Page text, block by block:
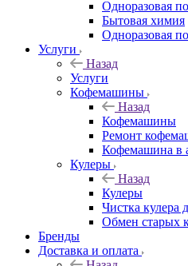
Одноразовая
Бытовая химия
Одноразовая
Услуги
Назад
Услуги
Кофемашины
Назад
Кофемашины
Ремонт
Кофемашина в
Кулеры
Назад
Кулеры
Чистка кулера
Обмен старых
Бренды
Доставка и оплата